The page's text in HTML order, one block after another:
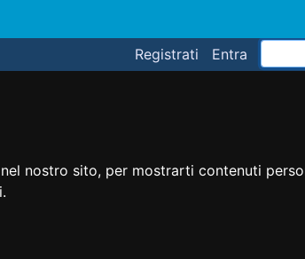
nostro sito, per mostrarti contenuti
Registrati Entra